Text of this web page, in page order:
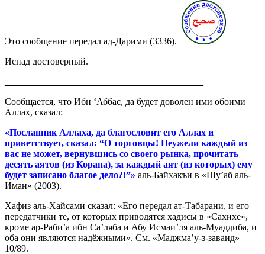
Это сообщение передал ад-Дарими (3336).
Иснад достоверный.
Сообщается, что Ибн ‘Аббас, да будет доволен ими обоими
Аллах, сказал:
«Посланник Аллаха, да благословит его Аллах и
приветствует, сказал: “О торговцы! Неужели каждый из
вас не может, вернувшись со своего рынка, прочитать
десять аятов (из Корана), за каждый аят (из которых) ему
будет записано благое дело?!”» аль-Байхакъи в «Шу’аб аль-
Иман» (2003).
Хафиз аль-Хайсами сказал: «Его передал ат-Табарани, и его
передатчики те, от которых приводятся хадисы в «Сахихе»,
кроме ар-Раби’а ибн Са’ляба и Абу Исмаи’ля аль-Муаддиба, и
оба они являются надёжными». См. «Маджма’у-з-заваид»
10/89.